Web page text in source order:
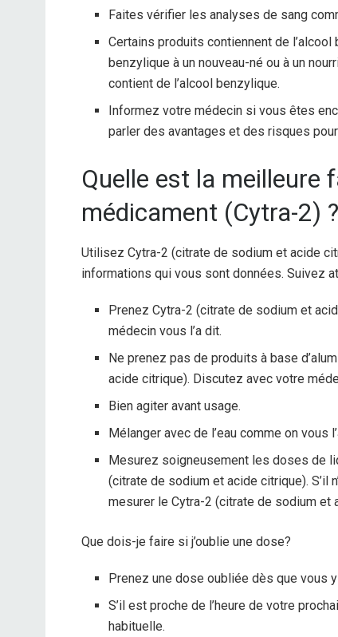
Faites vérifier les analyses de sang
Certains produits contiennent de l’alcool
benzylique à un nouveau-né ou à un
contient de l’alcool benzylique.
Informez votre médecin si vous êtes
parler des avantages et des risques
Quelle est la meilleure
médicament (Cytra-2) ?
Utilisez Cytra-2 (citrate de sodium et acide
informations qui vous sont données. Suivez
Prenez Cytra-2 (citrate de sodium et
médecin vous l’a dit.
Ne prenez pas de produits à base
acide citrique). Discutez avec votre
Bien agiter avant usage.
Mélanger avec de l’eau comme on vous
Mesurez soigneusement les doses de
(citrate de sodium et acide citrique). S’il
mesurer le Cytra-2 (citrate de sodium et
Que dois-je faire si j’oublie une dose?
Prenez une dose oubliée dès que vous
S’il est proche de l’heure de votre
habituelle.